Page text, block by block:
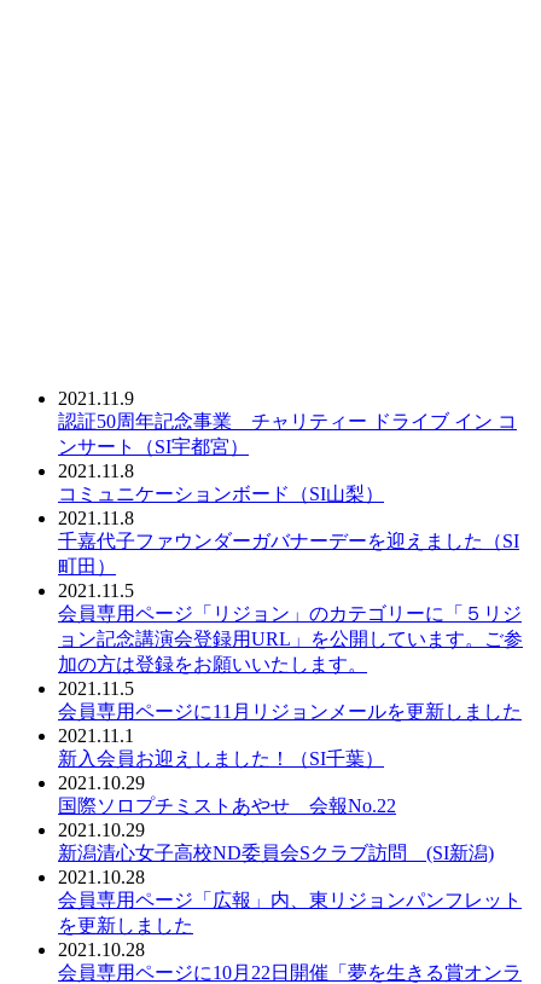
2021.11.9
認証50周年記念事業 チャリティー ドライブ イン コ
ンサート（SI宇都宮）
2021.11.8
コミュニケーションボード（SI山梨）
2021.11.8
千嘉代子ファウンダーガバナーデーを迎えました（SI
町田）
2021.11.5
会員専用ページ「リジョン」のカテゴリーに「５リジ
ョン記念講演会登録用URL」を公開しています。ご参
加の方は登録をお願いいたします。
2021.11.5
会員専用ページに11月リジョンメールを更新しました
2021.11.1
新入会員お迎えしました！（SI千葉）
2021.10.29
国際ソロプチミストあやせ 会報No.22
2021.10.29
新潟清心女子高校ND委員会Sクラブ訪問 (SI新潟)
2021.10.28
会員専用ページ「広報」内、東リジョンパンフレット
を更新しました
2021.10.28
会員専用ページに10月22日開催「夢を生きる賞オンラ